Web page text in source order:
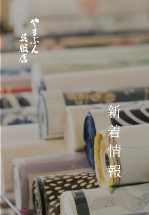
新
着
情
報